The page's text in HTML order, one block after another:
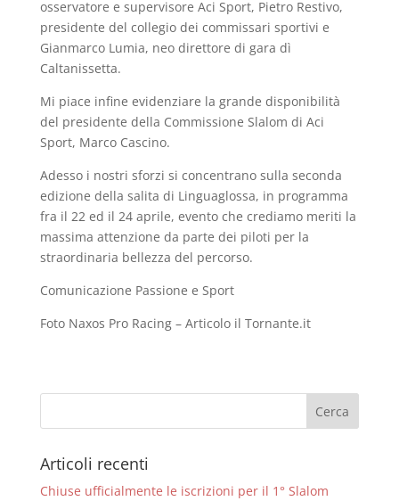
osservatore e supervisore Aci Sport, Pietro Restivo,
presidente del collegio dei commissari sportivi e
Gianmarco Lumia, neo direttore di gara dì
Caltanissetta.
Mi piace infine evidenziare la grande disponibilità
del presidente della Commissione Slalom di Aci
Sport, Marco Cascino.
Adesso i nostri sforzi si concentrano sulla seconda
edizione della salita di Linguaglossa, in programma
fra il 22 ed il 24 aprile, evento che crediamo meriti la
massima attenzione da parte dei piloti per la
straordinaria bellezza del percorso.
Comunicazione Passione e Sport
Foto Naxos Pro Racing – Articolo il Tornante.it
Articoli recenti
Chiuse ufficialmente le iscrizioni per il 1° Slalom